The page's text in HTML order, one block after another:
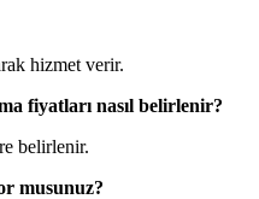
hizmet verir.
fiyatları nasıl belirlenir?
belirlenir.
musunuz?